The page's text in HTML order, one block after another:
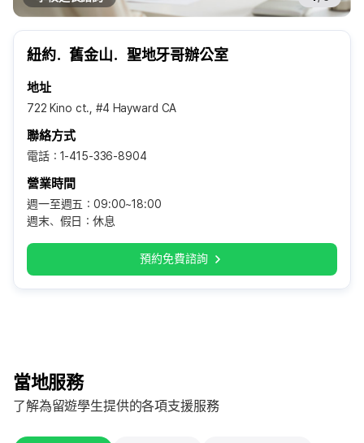
紐約．舊金山．聖地牙哥辦公室
地址
722 Kino ct., #4 Hayward CA
聯絡方式
電話：1-415-336-8904
營業時間
週一至週五：09:00~18:00
週末、假日：休息
預約免費諮詢
當地服務
了解為留遊學生提供的各項支援服務